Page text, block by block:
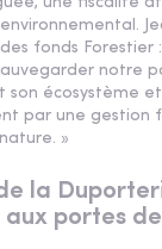
fonds Forestier
notre
son écosystème
par une gestion
»
la
portes